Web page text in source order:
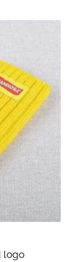
logo